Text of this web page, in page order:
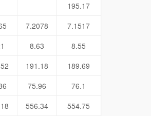
195.17
7.2078
7.1517
8.63
8.55
191.18
189.69
75.96
76.1
556.34
554.75